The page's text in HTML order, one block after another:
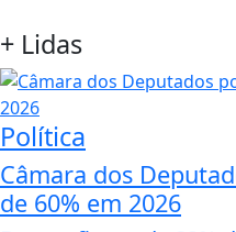
+ Lidas
Política
Câmara dos
de 60% em 2026